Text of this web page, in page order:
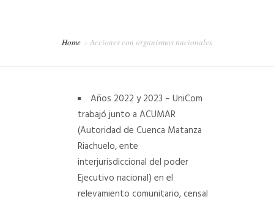
SIU-GUARANÍ
RADIO CONURBANA
Home Acciones con organismos nacionales
Años 2022 y 2023 – UniCom
trabajó junto a ACUMAR
(Autoridad de Cuenca Matanza
Riachuelo, ente
interjurisdiccional del poder
Ejecutivo nacional) en el
relevamiento comunitario, censal